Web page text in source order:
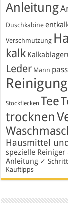
Anleitung
Duschkabine
Verschmutzung
kalk
Leder Mann
Reinigung
Stockflecken Tee
trocknen
Hausmittel
spezielle Reiniger
Anleitung ✓
Kauftipps